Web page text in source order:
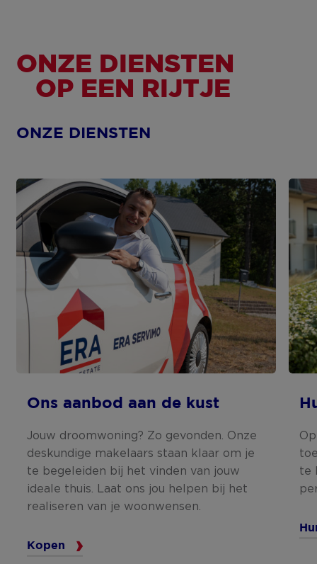
ONZE DIENSTEN
OP EEN RIJTJE
ONZE DIENSTEN
Ons aanbod aan de kust
Jouw droomwoning? Zo gevonden. Onze
deskundige makelaars staan klaar om je
te begeleiden bij het vinden van jouw
ideale thuis. Laat ons jou helpen bij het
realiseren van je woonwensen.
Kopen
te